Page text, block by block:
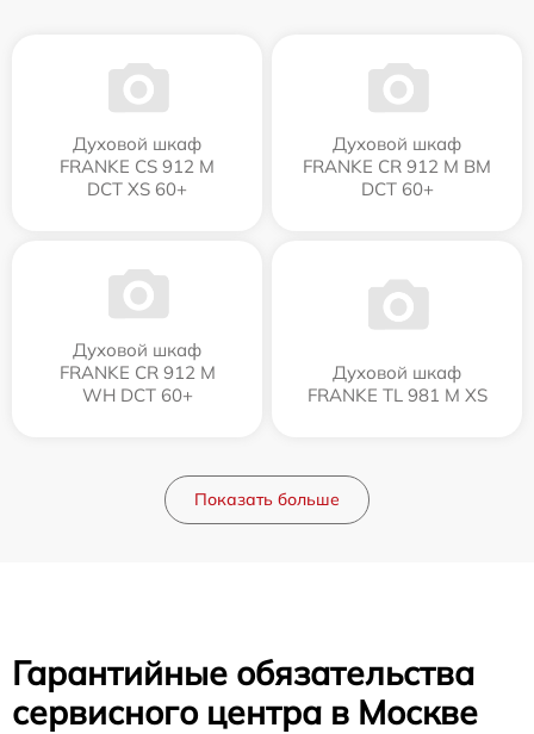
Духовой шкаф
FRANKE CS 912 M
DCT XS 60+
Духовой шкаф
FRANKE CR 912 M BM
DCT 60+
Духовой шкаф
FRANKE CR 912 M
WH DCT 60+
Духовой шкаф
FRANKE TL 981 M XS
Показать больше
Гарантийные обязательства
сервисного центра в Москве